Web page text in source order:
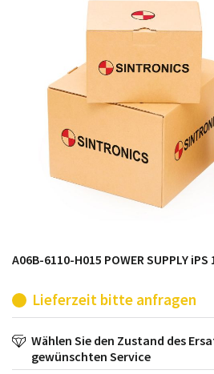
möglich. SINTRONICS ist dann ihr
entweder die alten Baugruppen
repariert oder ihnen die
aus dem eigenen Lager ersetzt.
A06B-6110-H015 POWER SUPPLY iPS
Lieferzeit bitte anfragen
Wählen Sie den Zustand des
gewünschten Service